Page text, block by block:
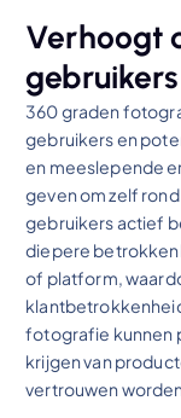
Verhoogt
360 graden
gebruikers en
en meeslepende
geven om zelf
gebruikers actief
diepere
of platform,
fotografie kunnen
krijgen van
vertrouwen